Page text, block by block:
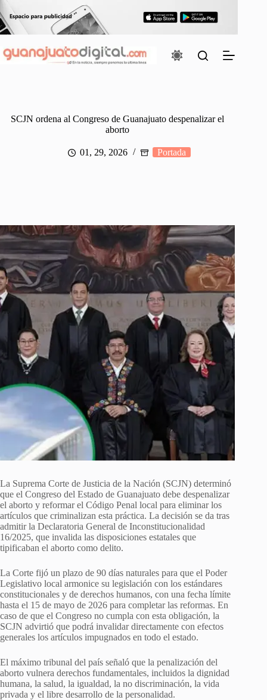
al
contenido
SCJN ordena al Congreso de Guanajuato despenalizar el
aborto
01, 29, 2026 Portada
La Suprema Corte de Justicia de la Nación (SCJN) determinó
que el Congreso del Estado de Guanajuato debe despenalizar
el aborto y reformar el Código Penal local para eliminar los
artículos que criminalizan esta práctica. La decisión se da tras
admitir la Declaratoria General de Inconstitucionalidad
16/2025, que invalida las disposiciones estatales que
tipificaban el aborto como delito.
La Corte fijó un plazo de 90 días naturales para que el Poder
Legislativo local armonice su legislación con los estándares
constitucionales y de derechos humanos, con una fecha límite
hasta el 15 de mayo de 2026 para completar las reformas. En
caso de que el Congreso no cumpla con esta obligación, la
SCJN advirtió que podrá invalidar directamente con efectos
generales los artículos impugnados en todo el estado.
El máximo tribunal del país señaló que la penalización del
aborto vulnera derechos fundamentales, incluidos la dignidad
humana, la salud, la igualdad, la no discriminación, la vida
privada y el libre desarrollo de la personalidad.